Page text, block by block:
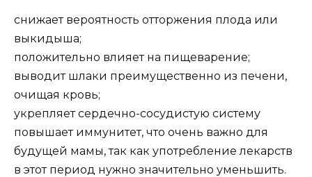
снижает вероятность отторжения плода или
выкидыша;
положительно влияет на пищеварение;
выводит шлаки преимущественно из печени,
очищая кровь;
укрепляет сердечно-сосудистую систему
повышает иммунитет, что очень важно для
будущей мамы, так как употребление лекарств
в этот период нужно значительно уменьшить.